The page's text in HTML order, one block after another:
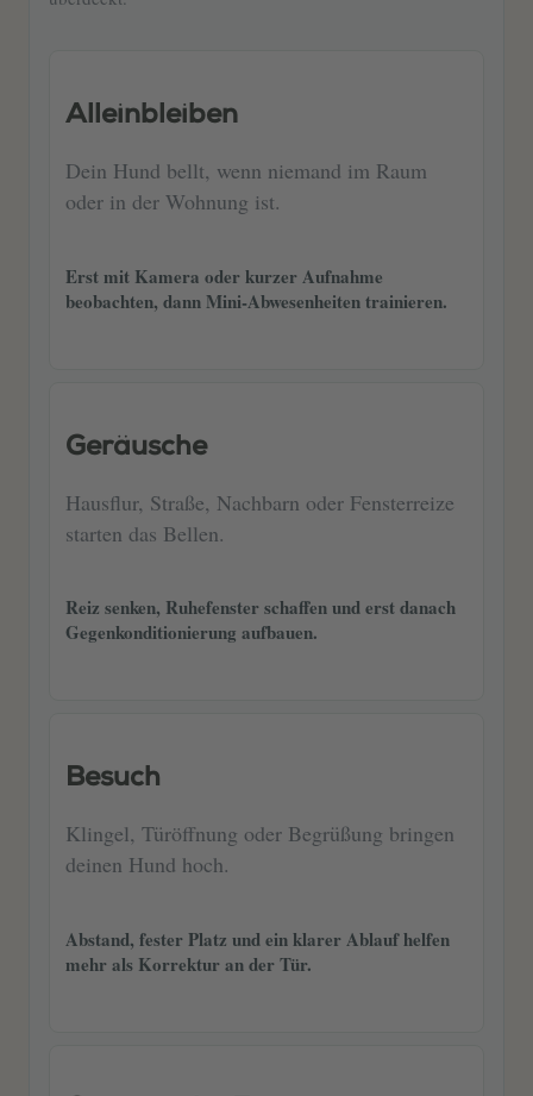
Alleinbleiben
Dein Hund bellt, wenn niemand im Raum
oder in der Wohnung ist.
Erst mit Kamera oder kurzer Aufnahme
beobachten, dann Mini-Abwesenheiten trainieren.
Geräusche
Hausflur, Straße, Nachbarn oder Fensterreize
starten das Bellen.
Reiz senken, Ruhefenster schaffen und erst danach
Gegenkonditionierung aufbauen.
Besuch
Klingel, Türöffnung oder Begrüßung bringen
deinen Hund hoch.
Abstand, fester Platz und ein klarer Ablauf helfen
mehr als Korrektur an der Tür.